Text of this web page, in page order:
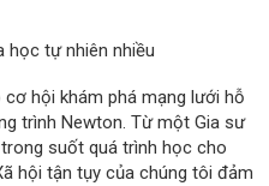
học tự nhiên nhiều
cơ hội khám phá mạng lưới hỗ
trình Newton. Từ một Gia sư
suốt quá trình học cho
hội tận tụy của chúng tôi đảm